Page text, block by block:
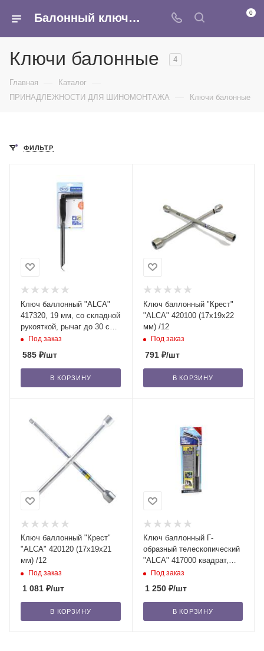
Балонный ключ - купить в оптом в интернет-магазине Армина 0
Ключи балонные 4
Главная — Каталог —
ПРИНАДЛЕЖНОСТИ ДЛЯ ШИНОМОНТАЖА — Ключи балонные
ФИЛЬТР
Ключ баллонный "ALCА"
417320, 19 мм, со складной
рукояткой, рычаг до 30 см
/20Под заказ
585 ₽/шт
В КОРЗИНУ
Ключ баллонный "Крест"
"ALCА" 420100 (17х19х22
мм) /12
Под заказ
791₽/шт
В КОРЗИНУ
Ключ баллонный "Крест"
"ALCА" 420120 (17х19х21
мм) /12
Под заказ
1 081 ₽/шт
В КОРЗИНУ
Ключ баллонный Г-
образный телескопический
"ALCА" 417000 квадрат,
17х19 мм, 1/2" /10
Под заказ
1 250₽/шт
В КОРЗИНУ